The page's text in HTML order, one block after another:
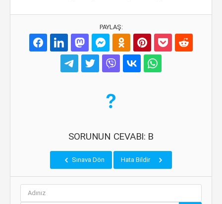
PAYLAŞ:
SORUNUN CEVABI: B
Sınava Dön Hata Bildir